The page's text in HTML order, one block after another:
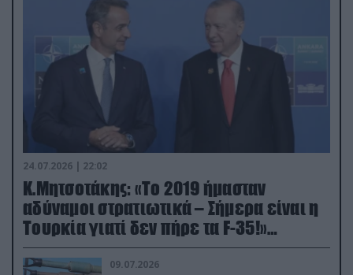
24.07.2026 | 22:02
Κ.Μητσοτάκης: «Το 2019 ήμασταν
αδύναμοι στρατιωτικά – Σήμερα είναι η
Τουρκία γιατί δεν πήρε τα F-35!»
(βίντεο)
09.07.2026